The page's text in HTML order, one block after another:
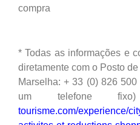
compra
* Todas as informações e
diretamente com o Posto
Marselha: + 33 (0) 826
um telefone
tourisme.com/experience/